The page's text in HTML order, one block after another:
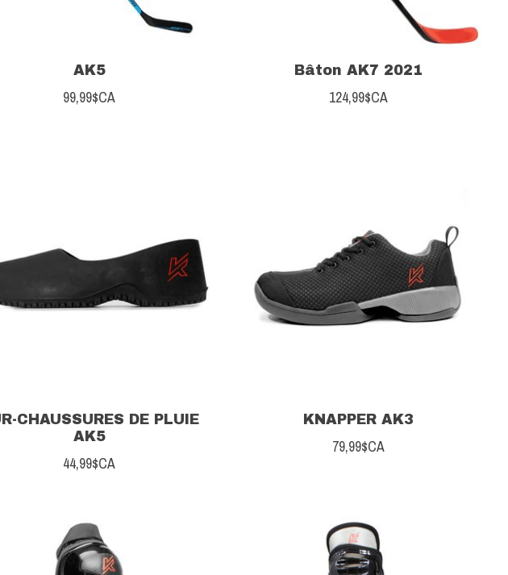
AK5
99,99$CA
Bâton AK7 2021
124,99$CA
CHAUSSURES DE PLUIE
AK5
44,99$CA
KNAPPER AK3
79,99$CA